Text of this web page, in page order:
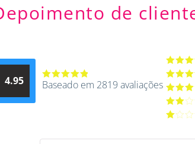
de
4.95
Avaliação
Baseado em 2819 avaliações